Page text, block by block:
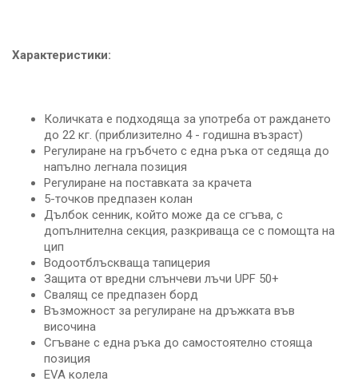
Характеристики:
Количката е подходяща за употреба от раждането
до 22 кг. (приблизително 4 - годишна възраст)
Регулиране на гръбчето с една ръка от седяща до
напълно легнала позиция
Регулиране на поставката за крачета
5-точков предпазен колан
Дълбок сенник, който може да се сгъва, с
допълнителна секция, разкриваща се с помощта на
цип
Водоотблъскваща тапицерия
Защита от вредни слънчеви лъчи UPF 50+
Свалящ се предпазен борд
Възможност за регулиране на дръжката във
височина
Сгъване с една ръка до самостоятелно стояща
позиция
EVA колела